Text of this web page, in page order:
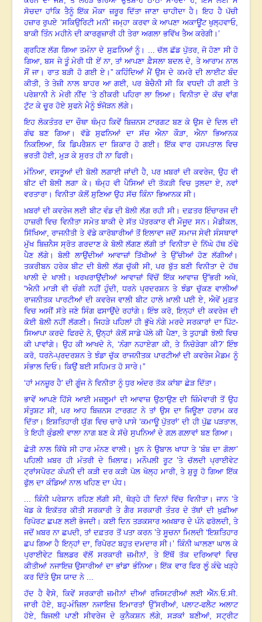
ਸੋਚਦਾ ਹਾਂਕਿ ਤੈਨੂੰ ਇੱਕ ਮੌਕਾ ਜ਼ਰੂਰ ਦਿੱਤਾ ਜਾਣਾ ਚਾਹੀਦਾ ਹੈ ।ਇਹ ਹੈ ਪੱਚੀ
ਹਜ਼ਾਰ ਰੁਪਏ ‘ਸਕਿਉਰਿਟੀ ਮਨੀ’ ਜਮ੍ਹਾ ਕਰਵਾ ਕੇ ਆਪਣਾ ਅਕਾਊਂਟ ਖੁਲ੍ਹਵਾਓ,
ਬਾਕੀ ਤਿੰਨ ਮਹੀਨੇ ਦੀ ਕਾਰਗੁਜ਼ਾਰੀ ਹੀ ਤੇਰਾ ਅਗਲਾ ਭਵਿੱਖ ਤੈਅ ਕਰੇਗੀ।’
ਗ੍ਰਹਿਣ ਲੱਗ ਗਿਆ ਤਮੰਨਾ ਦੇ ਸੁਫ਼ਨਿਆਂ ਨੂੰ। ... ਚੱਲ ਛੱਡ ਪੁੱਤਰ, ਜੋ ਹੋਣਾ ਸੀ ਹੋ
ਗਿਆ,ਬਸ ਜੇ ਤੂੰ ਮੇਰੀ ਧੀ ਏਂ ਨਾ,ਤਾਂ ਆਪਣਾ ਫ਼ੈਸਲਾ ਬਦਲ ਦੇ, ਤੇ ਆਰਾਮ ਨਾਲ
ਸੌਂ ਜਾ ।ਰਾਤ ਬੜੀ ਹੋ ਗਈ ਏ। ” ਕਹਿੰਦਿਆਂ ਮੈਂ ਉਸ ਦੇ ਕਮਰੇ ਦੀ ਲਾਈਟ ਬੰਦ
ਕੀਤੀ, ਤੇ ਤੇਜ਼ੀ ਨਾਲ ਬਾਹਰ ਆ ਗਈ,ਪਰ ਬੇਚੈਨੀ ਸੀ ਕਿ ਵਧਦੀ ਹੀ ਗਈ ਤੇ
ਪਰੇਸ਼ਾਨੀ ਨੇ ਮੇਰੀ ਨੀਂਦ ’ਤੇ ਠੀਕਰੀ ਪਹਿਰਾ ਲਾ ਲਿਆ। ਵਿਨੀਤਾ ਦੇ ਕੱਚ ਵਾਂਗ
ਟੁੱਟ ਕੇ ਚੂਰ ਹੋਏ ਸੁਫਨੇ ਮੈਨੂੰ ਝੰਜੋੜਨ ਲੱਗੇ।
ਇਹ ਲੋਕਤੰਤਰ ਦਾ ਚੌਥਾ ਥੰਮ੍ਹ ਕਿਵੇਂ ਬਿਜ਼ਨਸ ਟਾਰਗਟ ਬਣ ਕੇ ਉਸ ਦੇ ਦਿਲ ਦੀ
ਗੰਢ ਬਣ ਗਿਆ। ਵੱਡੇ ਸੁਫਨਿਆਂ ਦਾ ਸੱਚ ਐਨਾ ਕੌੜਾ, ਐਨਾ ਭਿਆਨਕ
ਨਿਕਲਿਆ,ਕਿ ਡਿਪਰੈਸ਼ਨ ਦਾ ਸ਼ਿਕਾਰ ਹੋ ਗਈ।ਇੱਕ ਵਾਰ ਹਸਪਤਾਲ ਵਿਚ
ਭਰਤੀ ਹੋਈ, ਮੁੜ ਕੇ ਸੁਰਤ ਹੀ ਨਾ ਫਿਰੀ।
ਮੰਨਿਆ, ਵਸਤੂਆਂ ਦੀ ਬੋਲੀ ਲਗਾਈ ਜਾਂਦੀ ਹੈ, ਪਰ ਖ਼ਬਰਾਂ ਦੀ ਕਵਰੇਜ, ਉਹ ਵੀ
ਬੀਟ ਦੀ ਬੋਲੀ ਲਗਾ ਕੇ।ਥੰਮ੍ਹ ਵੀ ਪੈਸਿਆਂ ਦੀ ਤੱਕੜੀ ਵਿਚ ਤੁਲਦਾ ਏ,ਨਵਾਂ
ਵਰਤਾਰਾ । ਵਿਨੀਤਾ ਕੋਲੋਂ ਸੁਣਿਆ ਉਹ ਸੱਚ ਕਿੰਨਾ ਭਿਆਨਕ ਸੀ।
ਖ਼ਬਰਾਂ ਦੀ ਕਵਰੇਜ ਲਈ ਬੀਟ ਵੰਡ ਦੀ ਬੋਲੀ ਲੱਗ ਰਹੀ ਸੀ। ਦਫ਼ਤਰ ਇੰਚਾਰਜ ਦੀ
ਹਾਜ਼ਰੀ ਵਿਚ ਵਿਨੀਤਾ ਸਮੇਤ ਬਾਕੀ ਦੇ ਸੱਤ ਪੱਤਰਕਾਰ ਵੀ ਮੌਜੂਦ ਸਨ।ਮੈਡੀਕਲ,
ਸਿੱਖਿਆ,ਰਾਜਨੀਤੀ ਤੇ ਵੱਡੇ ਕਾਰੋਬਾਰੀਆਂ ਤੋਂ ਇਲਾਵਾ ਜਦੋਂ ਸਮਾਜ ਸੇਵੀ ਸੰਸਥਾਵਾਂ
ਮੁੱਖ ਬਿਜ਼ਨੈਸ ਸ੍ਰੋਤ ਗਰਦਾਣ ਕੇ ਬੋਲੀ ਲੱਗਣ ਲੱਗੀ ਤਾਂ ਵਿਨੀਤਾ ਦੇ ਨਿੱਘੇ ਹੱਥ ਠੰਢੇ
ਪੈਣ ਲੱਗੇ।ਬੋਲੀ ਲਾਉਂਦੀਆਂ ਆਵਾਜ਼ਾਂ ਤਿੱਖੀਆਂ ਤੇ ਉੱਚੀਆਂ ਹੋਣ ਲੱਗੀਆਂ।
ਤਕਰੀਬਨ ਹਰੇਕ ਬੀਟ ਦੀ ਬੋਲੀ ਲੱਗ ਚੁੱਕੀ ਸੀ,ਪਰ ਬੁੱਤ ਬਣੀ ਵਿਨੀਤਾ ਦੇ ਹੱਥ
ਖਾਲੀ ਦੇ ਖਾਲੀ।ਖਰਖਰਾਉਂਦੀਆਂ ਆਵਾਜ਼ਾਂ ਵਿੱਚੋਂ ਇੱਕ ਆਵਾਜ਼ ਉੱਭਰੀ ਅਖੇ,
“ਐਨੀ ਮਾੜੀ ਵੀ ਚੰਗੀ ਨਹੀਂ ਹੁੰਦੀ,ਧਰਨੇ ਪ੍ਰਦਰਸ਼ਨ ਤੇ ਝੰਡਾ ਚੁੱਕਣ ਵਾਲੀਆਂ
ਰਾਜਨੀਤਕ ਪਾਰਟੀਆਂ ਦੀ ਕਵਰੇਜ ਵਾਲੀ ਬੀਟ ਹਾਲੇ ਖ਼ਾਲੀ ਪਈ ਏ, ਐਵੇਂ ਮੁਫ਼ਤ
ਵਿਚ ਅਸੀਂ ਸੱਤੇ ਜਣੇ ਸਿੰਗ ਫਸਾਉਂਦੇ ਰਹਾਂਗੇ।ਇੰਝ ਕਰੋ,ਇਨ੍ਹਾਂ ਦੀ ਕਵਰੇਜ ਦੀ
ਕੋਈ ਬੋਲੀ ਨਹੀਂ ਲੱਗਣੀ। ਜਿਹੜੇ ਪਹਿਲਾਂ ਹੀ ਭੁੱਖੇ ਨੰਗੇ ਮਰਦੇ ਸਰਕਾਰਾਂ ਦਾ ਪਿੱਟ-
ਸਿਆਪਾ ਕਰਦੇ ਫਿਰਦੇ ਨੇ,ਉਨ੍ਹਾਂ ਕੋਲੋਂ ਸਾਡੇ ਪੱਲੇ ਕੀ ਪੈਣਾ,ਤੇ ਤੁਹਾਡੀ ਝੋਲੀ ਵਿਚ
ਕੀ ਪਾਵਾਂਗੇ। ਉਹ ਕੀ ਆਖਦੇ ਨੇ, ‘ਨੰਗਾ ਨਹਾਏਗਾ ਕੀ,ਤੇ ਨਿਚੋੜੇਗਾ ਕੀ?’ਇੰਝ
ਕਰੋ, ਧਰਨੇ-ਪ੍ਰਦਰਸ਼ਨ ਤੇ ਝੰਡਾ ਚੁੱਕ ਰਾਜਨੀਤਕ ਪਾਰਟੀਆਂ ਦੀ ਕਵਰੇਜ ਮੈਡਮ ਨੂੰ
ਸੰਭਾਲ ਦਿਓ। ਕਿਉਂ ਬਈ ਸਹਿਮਤ ਹੋ ਸਾਰੇ।”
‘ਹਾਂ ਮਨਜ਼ੂਰ ਹੈ’ ਦੀ ਗੂੰਜ ਨੇ ਵਿਨੀਤਾ ਨੂੰ ਧੁਰ ਅੰਦਰ ਤੱਕ ਕਾਂਬਾ ਛੇੜ ਦਿੱਤਾ ।
ਭਾਵੇਂ ਆਪਣੇ ਹਿੱਸੇ ਆਈ ਮਜ਼ਲੂਮਾਂ ਦੀ ਆਵਾਜ਼ ਉਠਾਉਣ ਦੀ ਜ਼ਿੰਮੇਵਾਰੀ ਤੋਂ ਉਹ
ਸੰਤੁਸ਼ਟ ਸੀ,ਪਰ ਆਹ ਬਿਜ਼ਨਸ ਟਾਰਗਟ ਨੇ ਤਾਂ ਉਸ ਦਾ ਜਿਊਣਾ ਹਰਾਮ ਕਰ
ਦਿੱਤਾ ।ਇਸ਼ਤਿਹਾਰੀ ਯੁੱਗ ਵਿਚ ਚਾਰੇ ਪਾਸੇ ‘ਕਮਾਊ ਪੁੱਤਰਾਂ’ ਦੀ ਹੀ ਪੁੱਛ ਪੜਤਾਲ,
ਤੇ ਇਹੀ ਕੁੰਡਲੀ ਵਾਲਾ ਨਾਗ ਬਣ ਕੇ ਸੱਚੇ ਸੁਪਨਿਆਂ ਦੇ ਗਲ਼ ਗਲ਼ਾਵਾਂ ਬਣ ਗਿਆ।
ਛੇਤੀ ਨਾਲ ਕਿੱਥੇ ਸੀ ਹਾਰ ਮੰਨਣ ਵਾਲੀ।ਖ਼ੂਨ ਨੇ ਉਬਾਲ ਖਾਧਾ ਤੇ ‘ਬੰਬ ਦਾ ਗੋਲਾ’
ਪਹਿਲੀ ਖ਼ਬਰ ਹੀ ਮੰਤਰੀ ਦੇ ਖ਼ਿਲਾਫ। ਮਨੌਪਲੀ ਰੂਟ ’ਤੇ ਚੱਲਦੀ ਪ੍ਰਾਈਵੇਟ
ਟ੍ਰਾਂਸਪੋਰਟ ਕੰਪਨੀ ਦੀ ਕੜੀ ਦਰ ਕੜੀ ਪੋਲ ਖੋਲ੍ਹ ਮਾਰੀ,ਤੇ ਸ਼ੁਰੂ ਹੋ ਗਿਆ ਇੱਕ
ਫੁੱਲ ਦਾ ਕੰਡਿਆਂ ਨਾਲ ਖਹਿਣ ਦਾ ਪੰਧ।
... ਕਿੰਨੀ ਪਰੇਸ਼ਾਨ ਰਹਿਣ ਲੱਗੀ ਸੀ, ਥੋੜ੍ਹੇ ਹੀ ਦਿਨਾਂ ਵਿੱਚ ਵਿਨੀਤਾ।ਜਾਨ ’ਤੇ
ਖੇਡ ਕੇ ਇਕੱਤਰ ਕੀਤੀ ਸਰਕਾਰੀ ਤੇ ਗੈਰ ਸਰਕਾਰੀ ਤੰਤਰ ਦੇ ਤੱਥਾਂ ਦੀ ਖ਼ੁਫ਼ੀਆ
ਰਿਪੋਰਟ ਛਪਣ ਲਈ ਭੇਜਦੀ। ਕਈ ਦਿਨ ਤੜਕਸਾਰ ਅਖ਼ਬਾਰ ਦੇ ਪੰਨੇ ਫਰੋਲਦੀ, ਤੇ
ਜਦੋਂ ਖ਼ਬਰ ਨਾ ਛਪਦੀ,ਤਾਂ ਦਫ਼ਤਰ ਤੋਂ ਪਤਾ ਕਰਨ ’ਤੇ ਸੂਚਨਾ ਮਿਲਦੀ ‘ਇਸ਼ਤਿਹਾਰ
ਛਪ ਗਿਆ ਹੈ ਇਨ੍ਹਾਂ ਦਾ, ਰਿਪੋਰਟ ਬਹੁਤ ਦਮਦਾਰ ਸੀ।’ ਕਿੰਨੀ ਘਾਲਣਾ ਘਾਲ ਕੇ
ਪ੍ਰਾਈਵੇਟ ਬਿਲਡਰ ਵੱਲੋਂ ਸਰਕਾਰੀ ਜ਼ਮੀਨਾਂ, ਤੇ ਇੱਥੋਂ ਤੱਕ ਦਰਿਆਵਾਂ ਵਿਚ
ਕੀਤੀਆਂ ਨਜਾਇਜ਼ ਉਸਾਰੀਆਂ ਦਾ ਭਾਂਡਾ ਭੰਨਿਆ।ਇੱਕ ਵਾਰ ਫਿਰ ਲੂੰ ਕੰਢੇ ਖੜ੍ਹੇ
ਕਰ ਦਿੱਤੇ ਉਸ ਯਾਦ ਨੇ ...
ਹੱਦ ਹੈ ਵੈਸੇ,ਕਿਵੇਂ ਸਰਕਾਰੀ ਜ਼ਮੀਨਾਂ ਦੀਆਂ ਰਜਿਸਟਰੀਆਂ ਲਈ ਐੱਨ.ਓ.ਸੀ.
ਜਾਰੀ ਹੋਏ,ਬਹੁ-ਮੰਜ਼ਿਲਾ ਨਜਾਇਜ਼ ਇਮਾਰਤਾਂ ਉੱਸਰੀਆਂ, ਪਲਾਟ-ਫਲੈਟ ਅਲਾਟ
ਹੋਏ, ਬਿਜਲੀ ਪਾਣੀ ਸੀਵਰੇਜ ਦੇ ਕੁਨੈਕਸ਼ਨ ਲੱਗੇ, ਸੜਕਾਂ ਬਣੀਆਂ, ਸਟ੍ਰੀਟ